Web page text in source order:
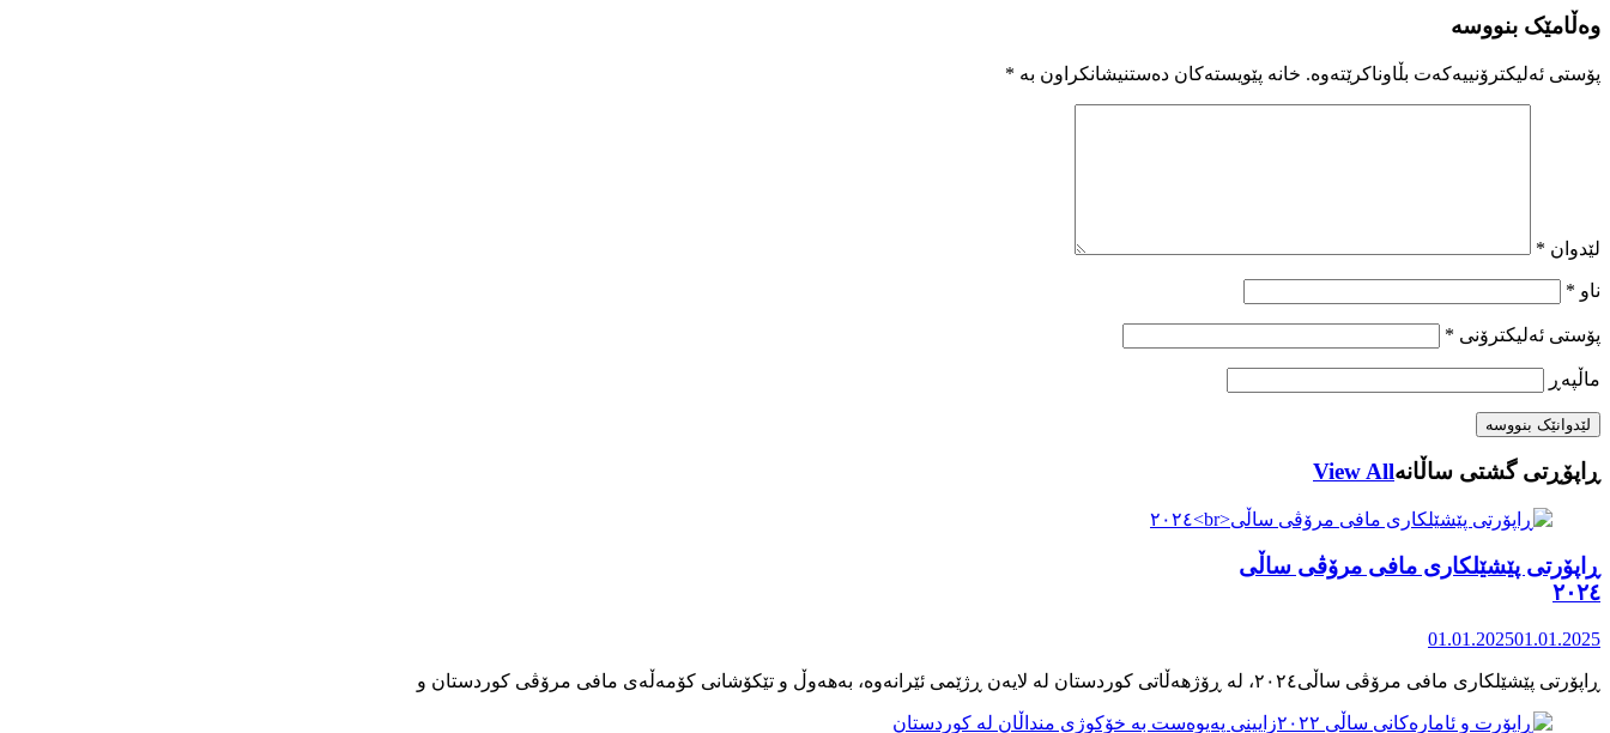
وەڵامێک بنووسە
پۆستی ئەلیکترۆنییەکەت بڵاوناکرێتەوە. خانە پێویستەکان دەستنیشانکراون بە *
لێدوان *
ناو *
پۆستی ئەلیکترۆنی *
ماڵپه‌ڕ
ڕاپۆڕتی گشتی ساڵانهView All
ڕاپۆرتی پێشێلکاری مافی مرۆڤی ساڵی
٢٠٢٤
01.01.202501.01.2025